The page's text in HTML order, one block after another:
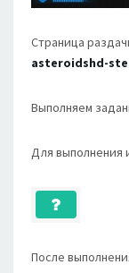
Страница
asteroidshd-
Выполняем
Для выполнения
После